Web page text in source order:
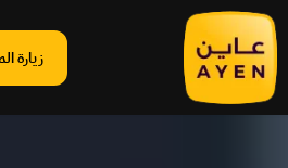
زيارة